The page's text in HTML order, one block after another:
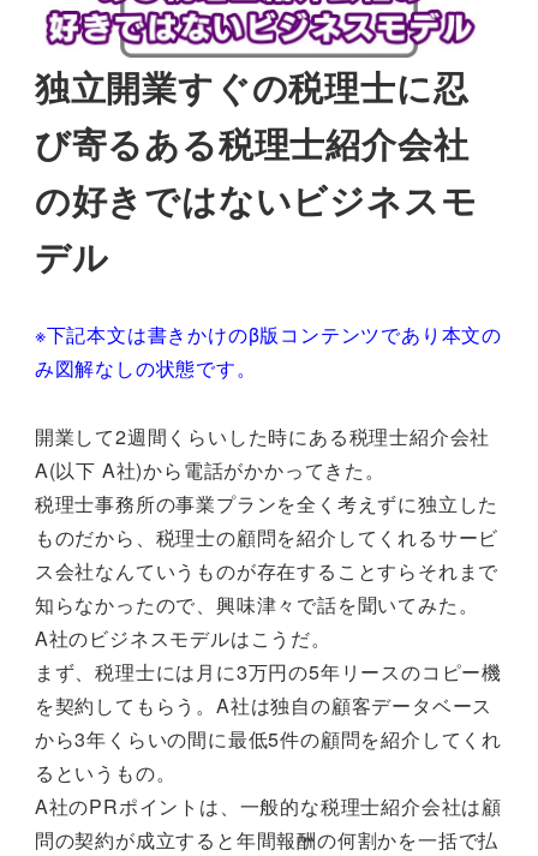
独立開業すぐの税理士に忍
び寄るある税理士紹介会社
の好きではないビジネスモ
デル
※下記本文は書きかけのβ版コンテンツであり本文の
み図解なしの状態です。
開業して2週間くらいした時にある税理士紹介会社
A(以下 A社)から電話がかかってきた。
税理士事務所の事業プランを全く考えずに独立した
ものだから、税理士の顧問を紹介してくれるサービ
ス会社なんていうものが存在することすらそれまで
知らなかったので、興味津々で話を聞いてみた。
A社のビジネスモデルはこうだ。
まず、税理士には月に3万円の5年リースのコピー機
を契約してもらう。A社は独自の顧客データベース
から3年くらいの間に最低5件の顧問を紹介してくれ
るというもの。
A社のPRポイントは、一般的な税理士紹介会社は顧
問の契約が成立すると年間報酬の何割かを一括で払